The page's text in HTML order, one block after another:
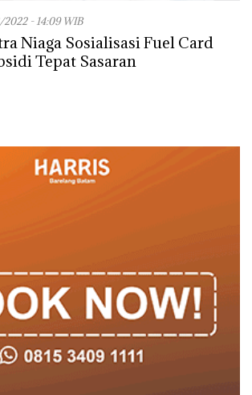
- 14:09 WIB
Niaga Sosialisasi Fuel Card
Tepat Sasaran